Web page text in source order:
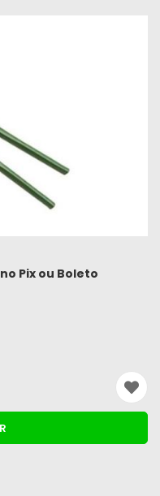
Pix ou Boleto